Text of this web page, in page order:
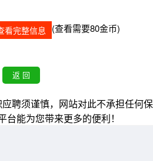
看完整信息 (查看需要80金币)
聘须谨慎，网站对此不承担任何保
能为您带来更多的便利！